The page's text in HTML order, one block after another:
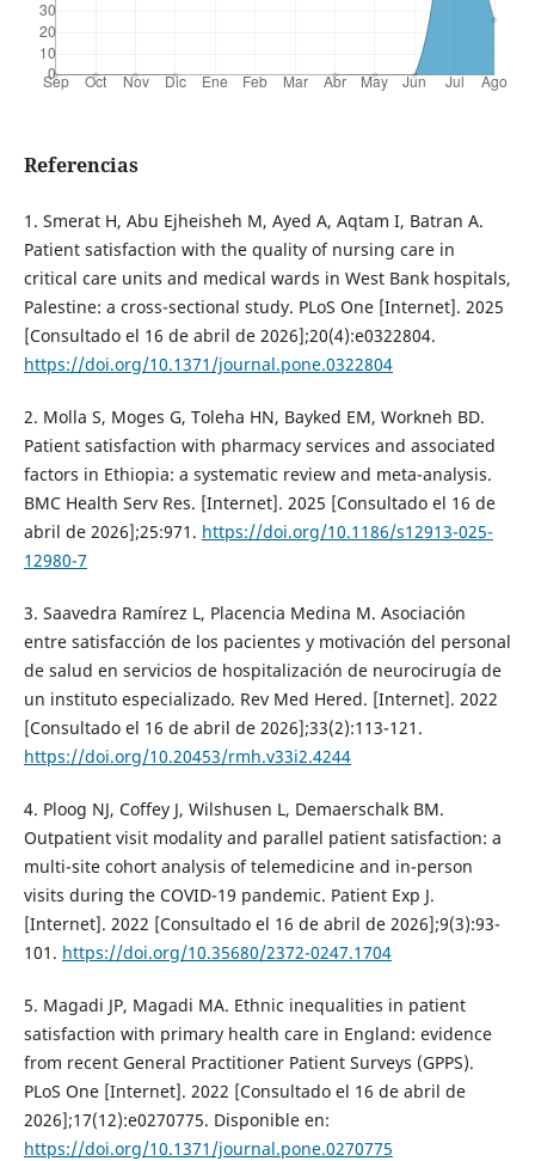
Referencias
1. Smerat H, Abu Ejheisheh M, Ayed A, Aqtam I, Batran A.
Patient satisfaction with the quality of nursing care in
critical care units and medical wards in West Bank hospitals,
Palestine: a cross-sectional study. PLoS One [Internet]. 2025
[Consultado el 16 de abril de 2026];20(4):e0322804.
https://doi.org/10.1371/journal.pone.0322804
2. Molla S, Moges G, Toleha HN, Bayked EM, Workneh BD.
Patient satisfaction with pharmacy services and associated
factors in Ethiopia: a systematic review and meta-analysis.
BMC Health Serv Res. [Internet]. 2025 [Consultado el 16 de
abril de 2026];25:971. https://doi.org/10.1186/s12913-025-
12980-7
3. Saavedra Ramírez L, Placencia Medina M. Asociación
entre satisfacción de los pacientes y motivación del personal
de salud en servicios de hospitalización de neurocirugía de
un instituto especializado. Rev Med Hered. [Internet]. 2022
[Consultado el 16 de abril de 2026];33(2):113-121.
https://doi.org/10.20453/rmh.v33i2.4244
4. Ploog NJ, Coffey J, Wilshusen L, Demaerschalk BM.
Outpatient visit modality and parallel patient satisfaction: a
multi-site cohort analysis of telemedicine and in-person
visits during the COVID-19 pandemic. Patient Exp J.
[Internet]. 2022 [Consultado el 16 de abril de 2026];9(3):93-
101. https://doi.org/10.35680/2372-0247.1704
5. Magadi JP, Magadi MA. Ethnic inequalities in patient
satisfaction with primary health care in England: evidence
from recent General Practitioner Patient Surveys (GPPS).
PLoS One [Internet]. 2022 [Consultado el 16 de abril de
2026];17(12):e0270775. Disponible en:
https://doi.org/10.1371/journal.pone.0270775